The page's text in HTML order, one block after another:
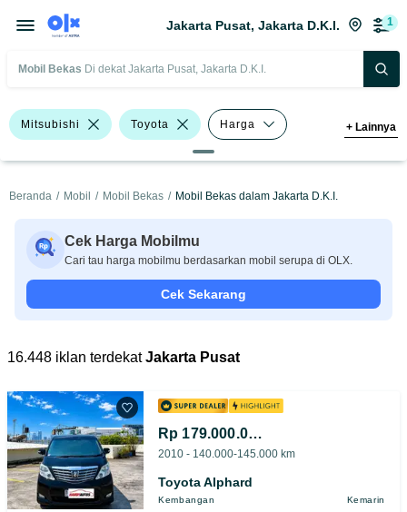
Jakarta Pusat, Jakarta D.K.I. 1
Mobil Bekas Di dekat Jakarta Pusat, Jakarta D.K.I.
Mitsubishi Toyota Harga
Merek Dan Model Tahun
Tipe Bodi Tipe Membership
+ Lainnya
Beranda / Mobil / Mobil Bekas / Mobil Bekas dalam Jakarta D.K.I.
Cek Harga Mobilmu
Cari tau harga mobilmu berdasarkan mobil serupa di OLX.
Cek Sekarang
16.448 iklan terdekat Jakarta Pusat
Rp 179.000.000
2010 - 140.000-145.000 km
Toyota Alphard
Kembangan Kemarin